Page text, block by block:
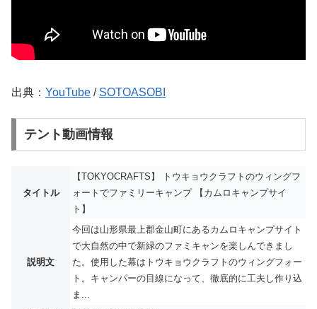
出典： YouTube / SOTOASOBI
テント動画情報
タイトル
【TOKYOCRAFTS】 トウキョウクラフトのウィングフ
ォートでファミリーキャンプ 【カムロキャンプサイ
ト】
説明文
今回は山形県最上郡金山町にあるカムロキャンプサイト
で大自然の中で新緑のファミキャンを楽しんできまし
た。使用した幕はトウキョウクラフトのウィングフォー
ト。キャンパーの目線になって、徹底的に工夫し作り込
ま...